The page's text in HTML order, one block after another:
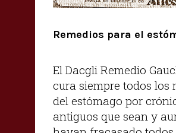
Remedios para el
El Dacgli Remedio
cura siempre todos los
del estómago por
antiguos que sean y